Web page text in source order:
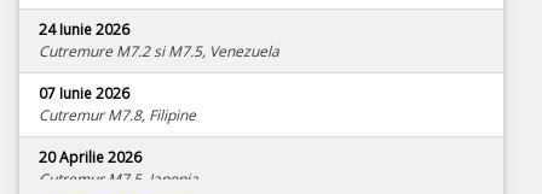
24 Iunie 2026
Cutremure M7.2 si M7.5, Venezuela
07 Iunie 2026
Cutremur M7.8, Filipine
20 Aprilie 2026
Cutremur M7.5, Japonia